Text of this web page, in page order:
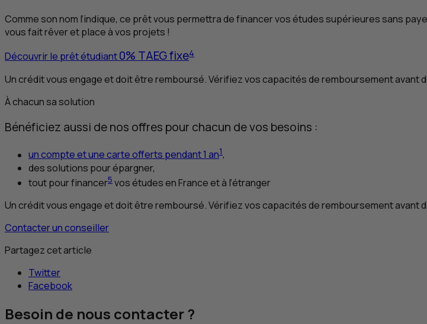
Comme son nom l’indique, ce prêt vous permettra de financer vos études supérieures sans
vous fait rêver et place à vos projets !
Découvrir le prêt étudiant0% TAEGfixe4
Un crédit vous engage et doit être remboursé. Vérifiez vos capacités de remboursement avant
À chacun sa solution
Bénéficiez aussi de nos offres pour chacun de vos besoins :
un compte et une carte offerts pendant 1 an1,
des solutions pour épargner,
tout pour financer5 vos études en France et à l’étranger
Un crédit vous engage et doit être remboursé. Vérifiez vos capacités de remboursement avant
Contacter un conseiller
Partagez cet article
Twitter
Facebook
Besoin de nous contacter ?